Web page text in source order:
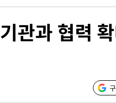
대 상승 출발
개장
관세, 120일 후 발
관과 협력